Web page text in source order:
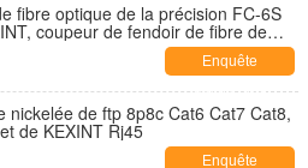
fibre optique de la précision FC-6S
coupeur de fendoir de fibre de
Enquête
maintenant
nickelée de ftp 8p8c Cat6 Cat7 Cat8,
de KEXINT Rj45
Enquête